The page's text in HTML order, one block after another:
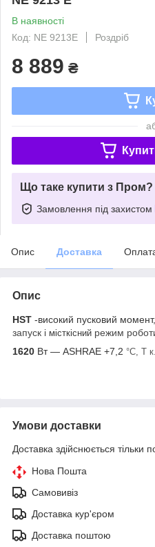
В наявності
Код: NE 9213E
Роздріб
8 889 ₴
Що таке купити з Пром?
Замовлення під захистом
Опис Доставка
Опис
HST -високий пусковий
запуск і місткісний режим
1620 Вт — ASHRAE +7,2 °С, Т
Умови доставки
Доставка здійснюється тільки
Нова Пошта
Самовивіз
Доставка кур'єром
Доставка поштою